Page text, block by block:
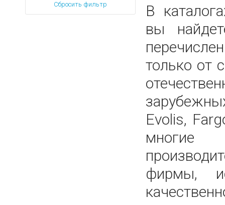
Сбросить фильтр
В
вы
только от
Evolis,
фирмы,